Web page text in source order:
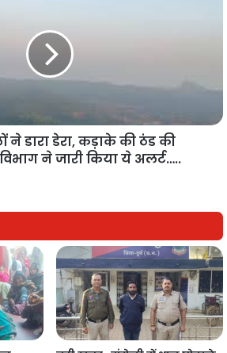
ने डारा डेरा, कड़ाके की ठंड की
ने जारी किया ये अलर्ट…..